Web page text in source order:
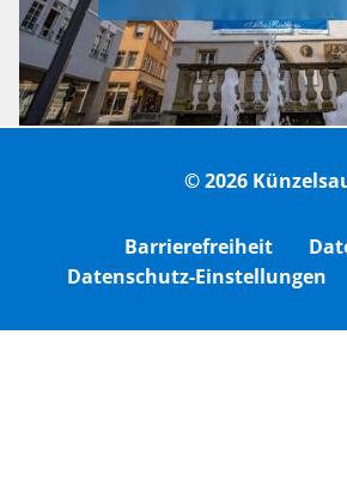
© 2026
Barrierefreiheit
Datenschutz-Einstellungen